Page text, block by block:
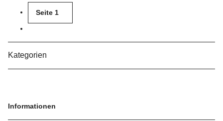
Seite 1
Kategorien
Informationen